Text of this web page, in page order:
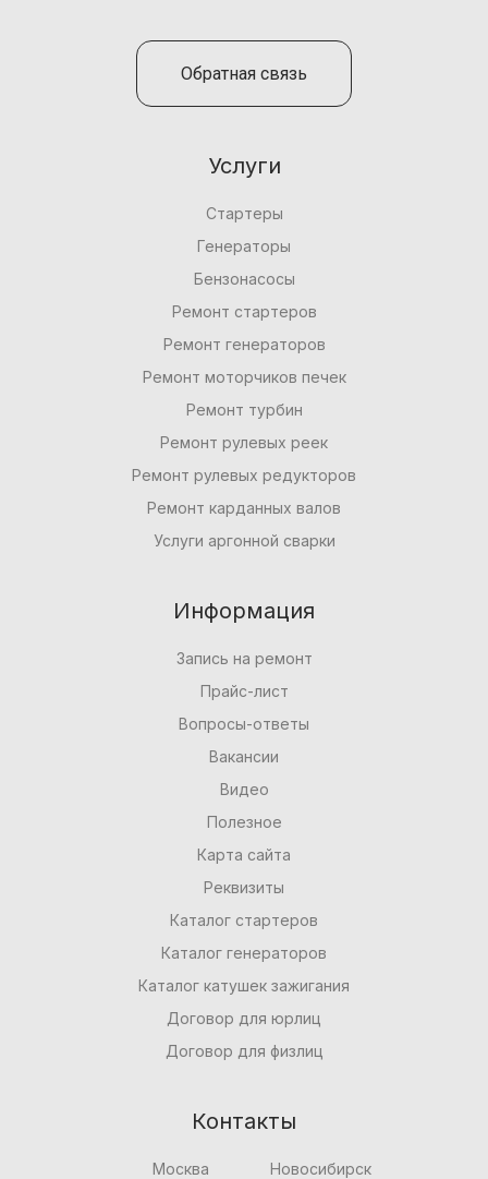
Обратная связь
Услуги
Стартеры
Генераторы
Бензонасосы
Ремонт стартеров
Ремонт генераторов
Ремонт моторчиков печек
Ремонт турбин
Ремонт рулевых реек
Ремонт рулевых редукторов
Ремонт карданных валов
Услуги аргонной сварки
Информация
Запись на ремонт
Прайс-лист
Вопросы-ответы
Вакансии
Видео
Полезное
Карта сайта
Реквизиты
Каталог стартеров
Каталог генераторов
Каталог катушек зажигания
Договор для юрлиц
Договор для физлиц
Контакты
Москва
Новосибирск